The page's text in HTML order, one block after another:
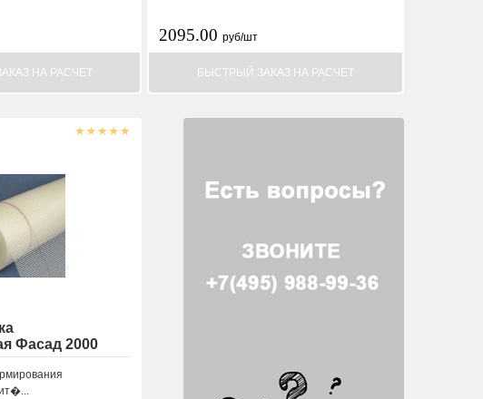
НА РАСЧЕТ
2095.00руб/шт
БЫСТРЫЙ ЗАКАЗ НА РАСЧЕТ
Фасад 2000